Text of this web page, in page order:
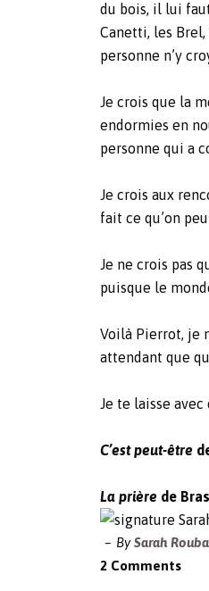
du bois, il lui
Canetti, les Brel,
personne n’y
Je crois que la
endormies en
personne qui a
Je crois aux
fait ce qu’on
Je ne crois pas
puisque le
Voilà Pierrot, je
attendant que
Je te laisse
C’est peut-être
La prière de
BySarah
2 Comments